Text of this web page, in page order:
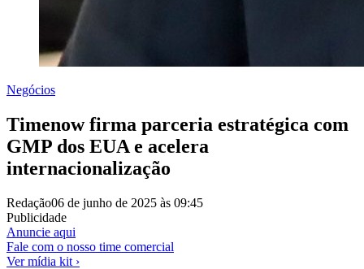
Negócios
Timenow firma parceria estratégica com
GMP dos EUA e acelera
internacionalização
Redação06 de junho de 2025 às 09:45
Publicidade
Anuncie aqui
Fale com o nosso time comercial
Ver mídia kit ›